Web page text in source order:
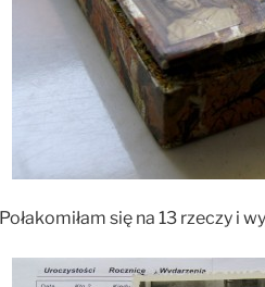
Połakomiłam się na 13 rzeczy i